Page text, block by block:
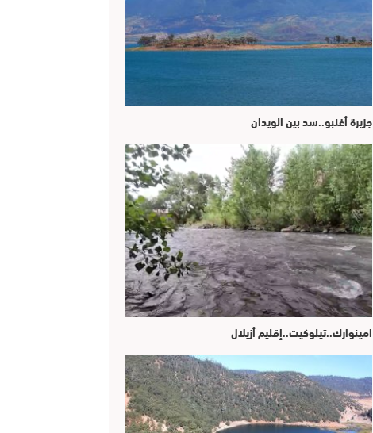
جزيرة أغنبو..سد بين الويدان
امينوارك..تيلوكيت..إقليم أزيلال